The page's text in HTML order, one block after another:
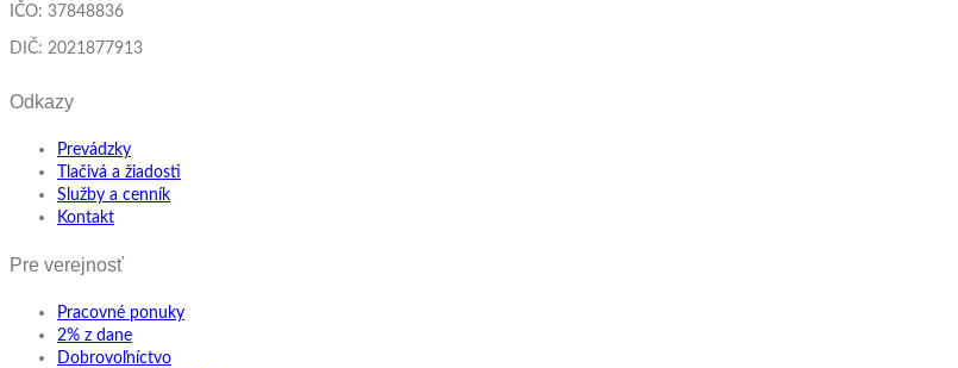
IČO: 37848836
DIČ: 2021877913
Odkazy
Prevádzky
Tlačivá a žiadosti
Služby a cenník
Kontakt
Pre verejnosť
Pracovné ponuky
2% z dane
Dobrovoľníctvo